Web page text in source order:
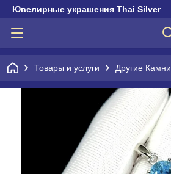
Ювелирные украшения Thai Silver
Товары и услуги Другие Камни